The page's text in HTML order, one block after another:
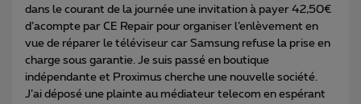
dans le courant de la journée une invitation à payer 42,50€
d’acompte par CE Repair pour organiser l’enlèvement en
vue de réparer le téléviseur car Samsung refuse la prise en
charge sous garantie. Je suis passé en boutique
indépendante et Proximus cherche une nouvelle société.
J’ai déposé une plainte au médiateur telecom en espérant